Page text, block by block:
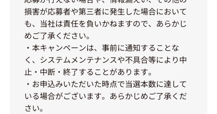
損害が応募者や第三者に発生した場合において
も、当社は責任を負いかねますので、あらかじ
めご了承ください。
・本キャンペーンは、事前に通知することな
く、システムメンテナンスや不具合等により中
止・中断・終了することがあります。
・お申込みいただいた時点で当選本数に達して
いる場合がございます。あらかじめご了承くだ
さい。